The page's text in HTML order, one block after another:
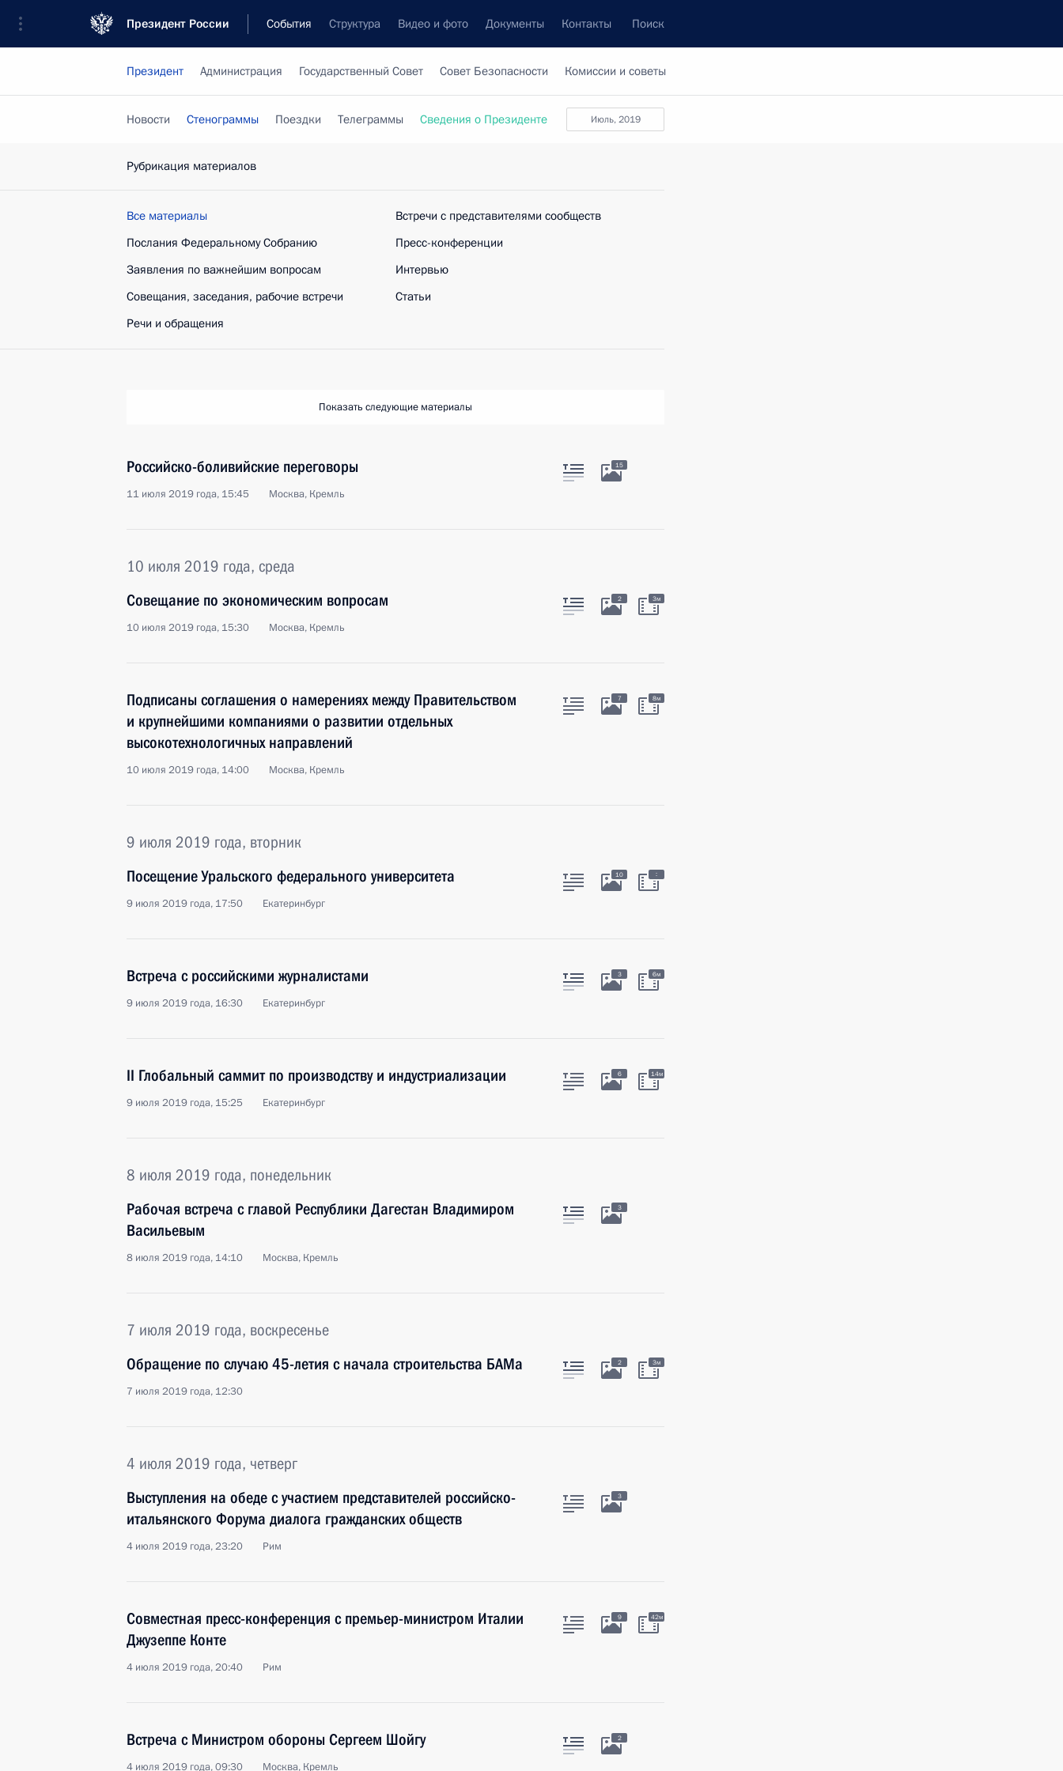
Президент России События Структура Видео и фото Документы Контакты Поиск
Президент Администрация Государственный Совет Совет Безопасности Комиссии и советы
июль, 2019
Новости Стенограммы Поездки Телеграммы Сведения о Президенте
Рубрикация материалов
Все материалы
Послания Федеральному Собранию
Заявления по важнейшим вопросам
Совещания, заседания, рабочие встречи
Речи и обращения
Встречи с представителями сообществ
Пресс-конференции
Интервью
Статьи
Показать следующие материалы
Российско-боливийские переговоры
11 июля 2019 года, 15:45 Москва, Кремль
15
10 июля 2019 года, среда
Совещание по экономическим вопросам
10 июля 2019 года, 15:30 Москва, Кремль
2 3м
Подписаны соглашения о намерениях между Правительством
и крупнейшими компаниями о развитии отдельных
высокотехнологичных направлений
10 июля 2019 года, 14:00 Москва, Кремль
7 8м
9 июля 2019 года, вторник
Посещение Уральского федерального университета
9 июля 2019 года, 17:50 Екатеринбург
10 :
Встреча с российскими журналистами
9 июля 2019 года, 16:30 Екатеринбург
3 6м
II Глобальный саммит по производству и индустриализации
9 июля 2019 года, 15:25 Екатеринбург
6 14м
8 июля 2019 года, понедельник
Рабочая встреча с главой Республики Дагестан Владимиром
Васильевым
8 июля 2019 года, 14:10 Москва, Кремль
3
7 июля 2019 года, воскресенье
Обращение по случаю 45-летия с начала строительства БАМа
7 июля 2019 года, 12:30
2 3м
4 июля 2019 года, четверг
Выступления на обеде с участием представителей российско-
итальянского Форума диалога гражданских обществ
4 июля 2019 года, 23:20 Рим
3
Совместная пресс-конференция с премьер-министром Италии
Джузеппе Конте
4 июля 2019 года, 20:40 Рим
9 42м
Встреча с Министром обороны Сергеем Шойгу
4 июля 2019 года, 09:30 Москва, Кремль
2